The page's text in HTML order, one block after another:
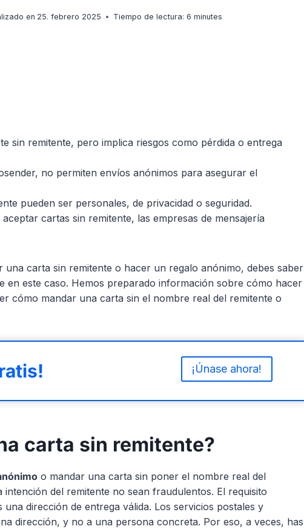
en 25. febrero 2025 Tiempo de lectura: 6minutes
sin remitente, pero implica riesgos como pérdida o entrega
no permiten envíos anónimos para asegurar el
pueden ser personales, de privacidad o seguridad.
cartas sin remitente, las empresas de mensajería
una carta sin remitente o hacer un regalo anónimo, debes saber
en este caso. Hemos preparado información sobre cómo hacer
cómo mandar una carta sin el nombre real del remitente o
¡Únase ahora!
carta sin remitente?
o mandar una carta sin poner el nombre real del
del remitente no sean fraudulentos. El requisito
dirección de entrega válida. Los servicios postales y
dirección, y no a una persona concreta. Por eso, a veces, has